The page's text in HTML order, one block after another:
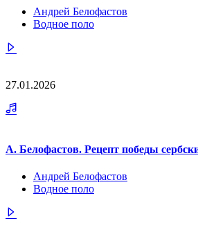
Андрей Белофастов
Водное поло
27.01.2026
А. Белофастов. Рецепт победы
Андрей Белофастов
Водное поло